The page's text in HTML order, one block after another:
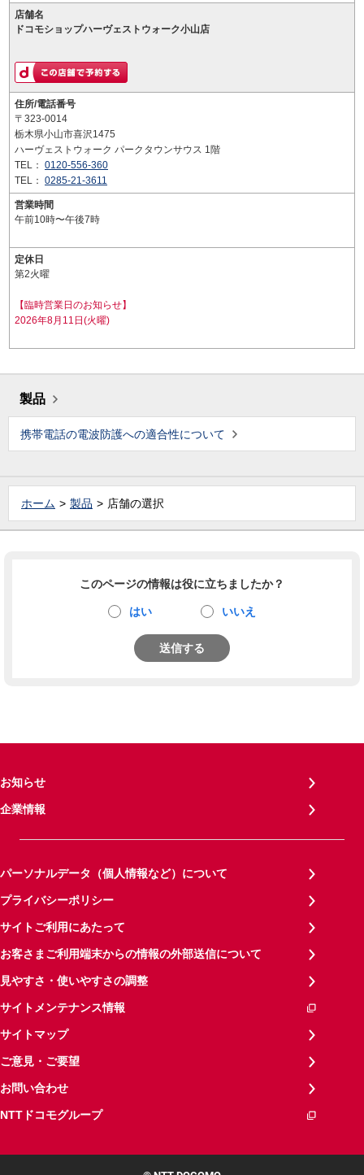
店舗名
ドコモショップハーヴェストウォーク小山店
住所/電話番号
〒323-0014
栃木県小山市喜沢1475
ハーヴェストウォーク パークタウンサウス 1階
TEL： 0120-556-360
TEL： 0285-21-3611
営業時間
午前10時〜午後7時
定休日
第2火曜
【臨時営業日のお知らせ】
2026年8月11日(火曜)
製品
携帯電話の電波防護への適合性について
ホーム 製品 店舗の選択
このページの情報は役に立ちましたか？
はい いいえ
送信する
お知らせ
企業情報
パーソナルデータ（個人情報など）について
プライバシーポリシー
サイトご利用にあたって
お客さまご利用端末からの情報の外部送信について
見やすさ・使いやすさの調整
サイトメンテナンス情報
サイトマップ
ご意見・ご要望
お問い合わせ
NTTドコモグループ